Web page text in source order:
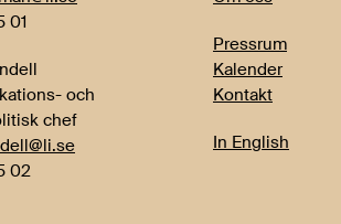
01
och
chef
02
Pressrum
Kalender
Kontakt
In English